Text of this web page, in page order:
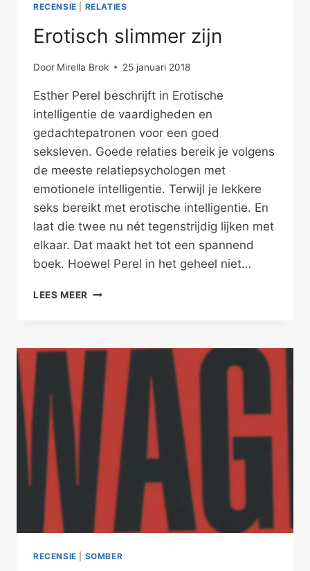
RECENSIE RELATIES
Erotisch slimmer zijn
Door Mirella Brok 25 januari 2018
Esther Perel beschrijft in Erotische
intelligentie de vaardigheden en
gedachtepatronen voor een goed
seksleven. Goede relaties bereik je volgens
de meeste relatiepsychologen met
emotionele intelligentie. Terwijl je lekkere
seks bereikt met erotische intelligentie. En
laat die twee nu nét tegenstrijdig lijken met
elkaar. Dat maakt het tot een spannend
boek. Hoewel Perel in het geheel niet…
LEES MEER EROTISCH
RECENSIE SOMBER